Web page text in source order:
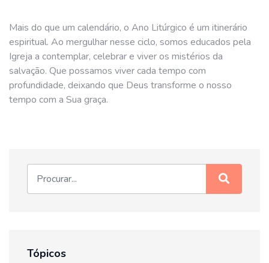
Mais do que um calendário, o Ano Litúrgico é um itinerário
espiritual. Ao mergulhar nesse ciclo, somos educados pela
Igreja a contemplar, celebrar e viver os mistérios da
salvação. Que possamos viver cada tempo com
profundidade, deixando que Deus transforme o nosso
tempo com a Sua graça.
Tópicos